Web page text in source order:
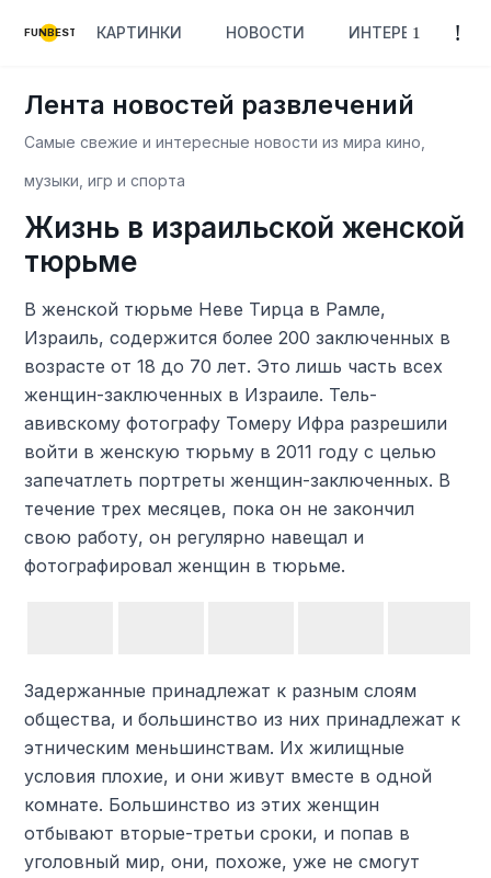
FUNBEST КАРТИНКИ НОВОСТИ ИНТЕРЕСНОЕ
Лента новостей развлечений
Самые свежие и интересные новости из мира кино,
музыки, игр и спорта
Жизнь в израильской женской
тюрьме
В женской тюрьме Неве Тирца в Рамле,
Израиль, содержится более 200 заключенных в
возрасте от 18 до 70 лет. Это лишь часть всех
женщин-заключенных в Израиле. Тель-
авивскому фотографу Томеру Ифра разрешили
войти в женскую тюрьму в 2011 году с целью
запечатлеть портреты женщин-заключенных. В
течение трех месяцев, пока он не закончил
свою работу, он регулярно навещал и
фотографировал женщин в тюрьме.
Задержанные принадлежат к разным слоям
общества, и большинство из них принадлежат к
этническим меньшинствам. Их жилищные
условия плохие, и они живут вместе в одной
комнате. Большинство из этих женщин
отбывают вторые-третьи сроки, и попав в
уголовный мир, они, похоже, уже не смогут